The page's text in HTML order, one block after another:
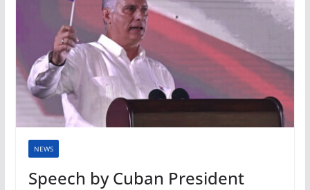
NEWS
Speech by Cuban President